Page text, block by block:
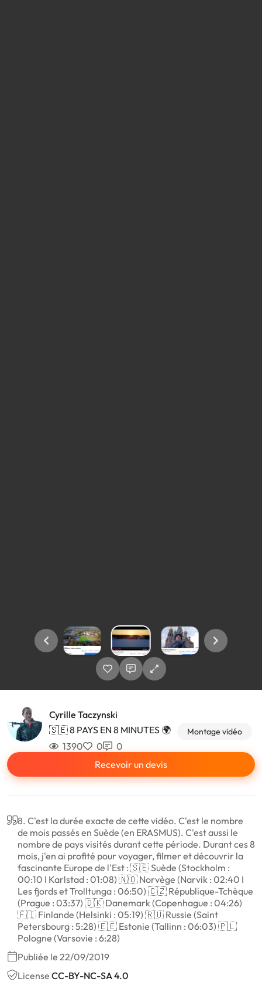
Cyrille Taczynski
🇸🇪 8 PAYS EN 8 MINUTES 🌍
Montage vidéo
1390 0
0
Recevoir un devis
8. C'est la durée exacte de cette vidéo. C'est le nombre
de mois passés en Suède (en ERASMUS). C'est aussi le
nombre de pays visités durant cette période. Durant ces 8
mois, j'en ai profité pour voyager, filmer et découvrir la
fascinante Europe de l'Est : 🇸🇪 Suède (Stockholm :
00:10 I Karlstad : 01:08) 🇳🇴 Norvège (Narvik : 02:40 I
Les fjords et Trolltunga : 06:50) 🇨🇿 République-Tchèque
(Prague : 03:37) 🇩🇰 Danemark (Copenhague : 04:26)
🇫🇮 Finlande (Helsinki : 05:19) 🇷🇺 Russie (Saint
Petersbourg : 5:28) 🇪🇪 Estonie (Tallinn : 06:03) 🇵🇱
Pologne (Varsovie : 6:28)
Publiée le 22/09/2019
License CC-BY-NC-SA 4.0